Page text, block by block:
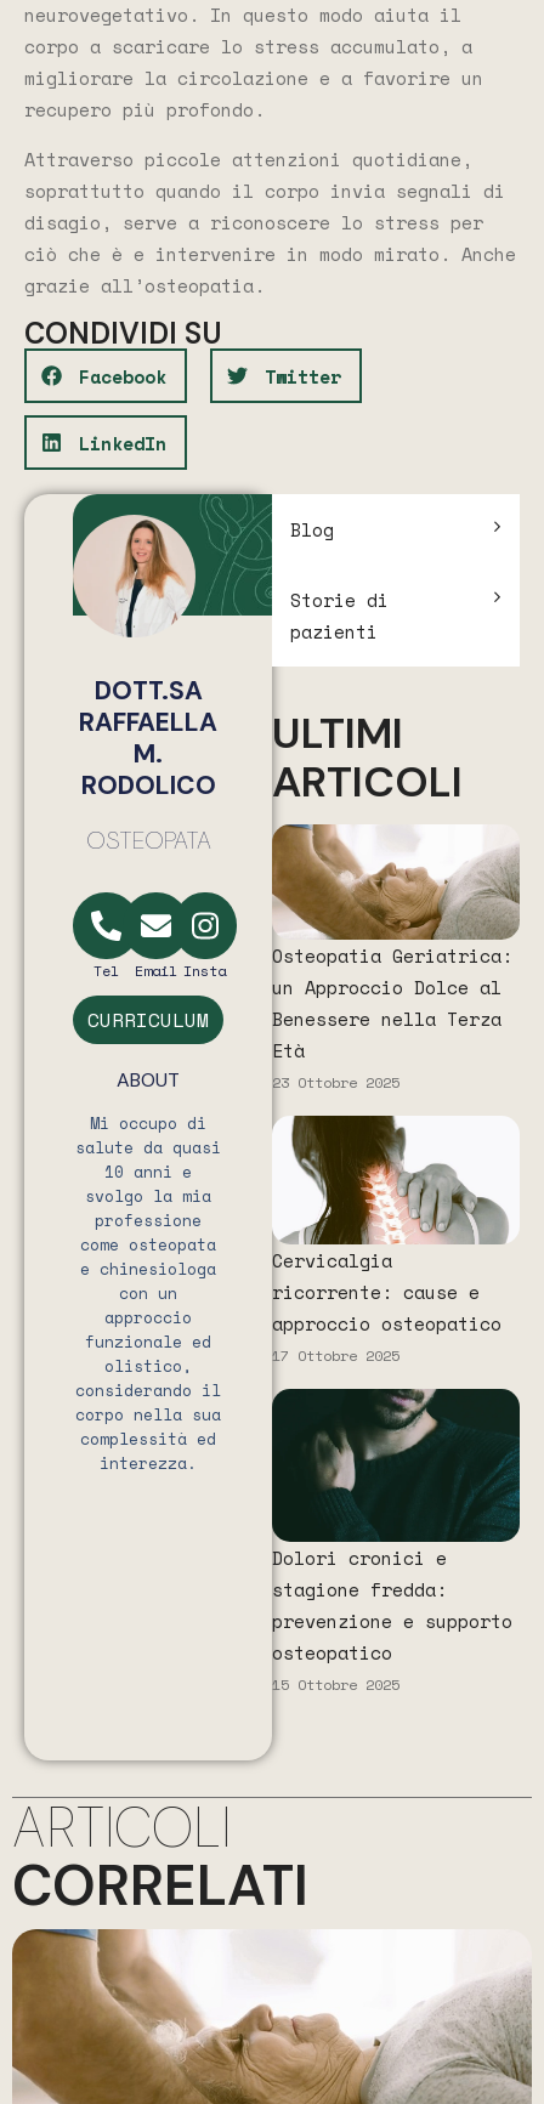
neurovegetativo. In questo modo aiuta il
corpo a scaricare lo stress accumulato, a
migliorare la circolazione e a favorire un
recupero più profondo.
Attraverso piccole attenzioni quotidiane,
soprattutto quando il corpo invia segnali di
disagio, serve a riconoscere lo stress per
ciò che è e intervenire in modo mirato. Anche
grazie all’osteopatia.
CONDIVIDI SU
Facebook Twitter
LinkedIn
DOTT.SA
RAFFAELLA
M.
RODOLICO
OSTEOPATA
Tel Email Insta
CURRICULUM
ABOUT
Mi occupo di
salute da quasi
10 anni e
svolgo la mia
professione
come osteopata
e chinesiologa
con un
approccio
funzionale ed
olistico,
considerando il
corpo nella sua
complessità ed
interezza.
Blog
Storie di
pazienti
ULTIMI
ARTICOLI
Osteopatia Geriatrica:
un Approccio Dolce al
Benessere nella Terza
Età
23 Ottobre 2025
Cervicalgia
ricorrente: cause e
approccio osteopatico
17 Ottobre 2025
Dolori cronici e
stagione fredda:
prevenzione e supporto
osteopatico
15 Ottobre 2025
ARTICOLI
CORRELATI